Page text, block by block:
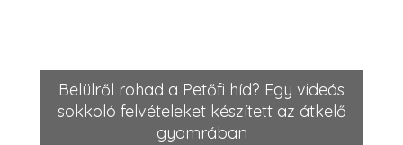
Belülről rohad a Petőfi híd? Egy videós
sokkoló felvételeket készített az átkelő
gyomrában